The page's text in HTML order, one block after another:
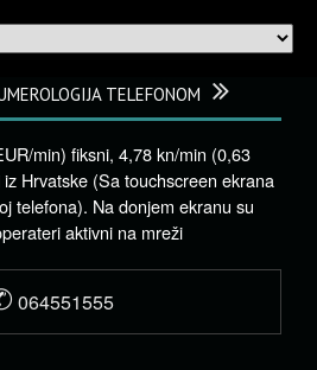
TELEFONOM
min) fiksni, 4,78 kn/min (0,63
Hrvatske (Sa touchscreen ekrana
telefona). Na donjem ekranu su
aktivni na mreži
064551555